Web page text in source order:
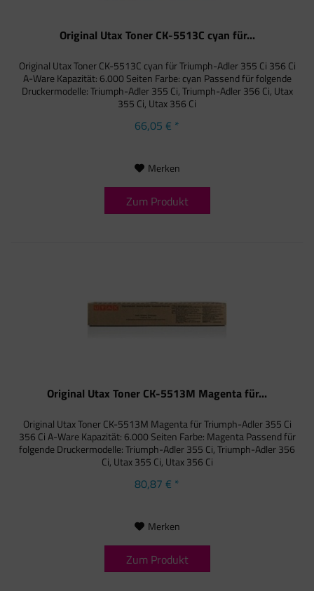
Original Utax Toner CK-5513C cyan für...
Original Utax Toner CK-5513C cyan für Triumph-Adler 355 Ci 356 Ci
A-Ware Kapazität: 6.000 Seiten Farbe: cyan Passend für folgende
Druckermodelle: Triumph-Adler 355 Ci, Triumph-Adler 356 Ci, Utax
355 Ci, Utax 356 Ci
66,05 € *
Merken
Zum Produkt
Original Utax Toner CK-5513M Magenta für...
Original Utax Toner CK-5513M Magenta für Triumph-Adler 355 Ci
356 Ci A-Ware Kapazität: 6.000 Seiten Farbe: Magenta Passend für
folgende Druckermodelle: Triumph-Adler 355 Ci, Triumph-Adler 356
Ci, Utax 355 Ci, Utax 356 Ci
80,87 € *
Merken
Zum Produkt